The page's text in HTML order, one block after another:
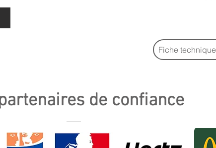
Fiche technique
de confiance